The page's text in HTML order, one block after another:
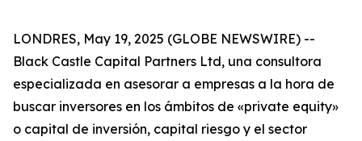
LONDRES, May 19, 2025 (GLOBE NEWSWIRE) --
Black Castle Capital Partners Ltd, una consultora
especializada en asesorar a empresas a la hora de
buscar inversores en los ámbitos de «private equity»
o capital de inversión, capital riesgo y el sector